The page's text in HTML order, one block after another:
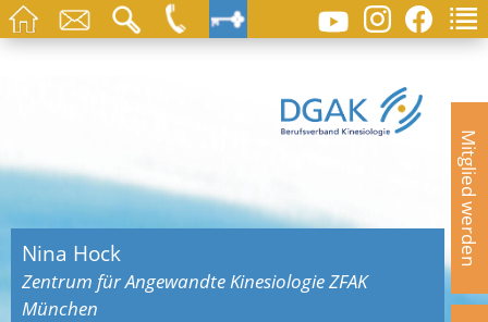
Mitglied werden
Nina Hock
Zentrum für Angewandte Kinesiologie ZFAK
München